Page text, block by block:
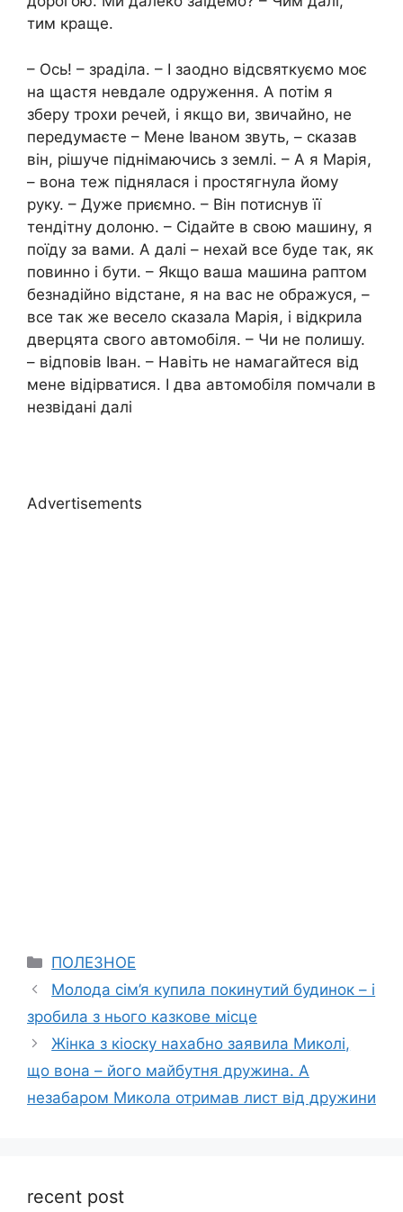
тим краще.
– Ось! – зраділа. – І заодно відсвяткуємо моє
на щастя невдале одруження. А потім я
зберу трохи речей, і якщо ви, звичайно, не
передумаєте – Мене Іваном звуть, – сказав
він, рішуче піднімаючись з землі. – А я Марія,
– вона теж піднялася і простягнула йому
руку. – Дуже приємно. – Він потиснув її
тендітну долоню. – Сідайте в свою машину, я
поїду за вами. А далі – нехай все буде так, як
повинно і бути. – Якщо ваша машина раптом
безнадійно відстане, я на вас не ображуся, –
все так же весело сказала Марія, і відкрила
дверцята свого автомобіля. – Чи не полишу.
– відповів Іван. – Навіть не намагайтеся від
мене відірватися. І два автомобіля помчали в
незвідані далі
Advertisements
Categories
ПОЛЕЗНОЕ
Молода сім’я купила покинутий будинок – і
зробила з нього казкове місце
Жінка з кіоску нахабно заявила Миколі,
що вона – його майбутня дружина. А
незабаром Микола отримав лист від дружини
recent post